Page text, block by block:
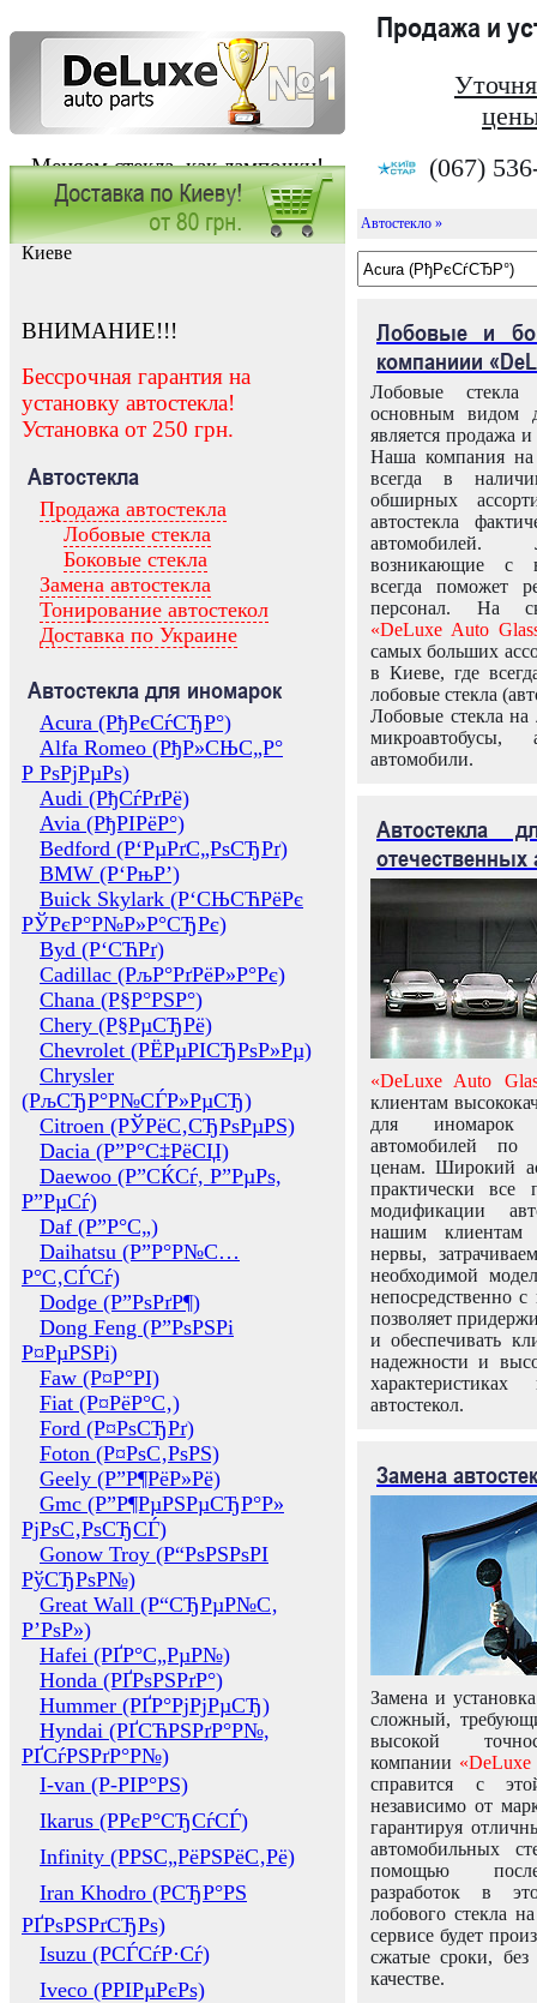
Меняем стекла, как лампочки!
Продажа и
(067)
Заказать установку автостекла в
Киеве
ВНИМАНИЕ!!!
Бессрочная гарантия на
установку автостекла!
Установка от 250 грн.
Автостекла
Продажа автостекла
Лобовые стекла
Боковые стекла
Замена автостекла
Тонирование автостекол
Доставка по Украине
Автостекла для иномарок
Acura (РђРєСѓСЂР°)
Alfa Romeo (РђР»СЊС„Р°
Р РѕРјРµРѕ)
Audi (РђСѓРґРё)
Avia (РђРІРёР°)
Bedford (Р‘РµРґС„РѕСЂРґ)
BMW (Р‘РњР’)
Buick Skylark (Р‘СЊСЋРёРє
РЎРєР°Р№Р»Р°СЂРє)
Byd (Р‘СЋРґ)
Cadillac (РљР°РґРёР»Р°Рє)
Chana (Р§Р°РЅР°)
Chery (Р§РµСЂРё)
Chevrolet (РЁРµРІСЂРѕР»Рµ)
Chrysler
(РљСЂР°Р№СЃР»РµСЂ)
Citroen (РЎРёС‚СЂРѕРµРЅ)
Dacia (Р”Р°С‡РёСЏ)
Daewoo (Р”СЌСѓ, Р”РµРѕ,
Р”РµСѓ)
Daf (Р”Р°С„)
Daihatsu (Р”Р°Р№С…
Р°С‚СЃСѓ)
Dodge (Р”РѕРґР¶)
Dong Feng (Р”РѕРЅРі
Р¤РµРЅРі)
Faw (Р¤Р°РІ)
Fiat (Р¤РёР°С‚)
Ford (Р¤РѕСЂРґ)
Foton (Р¤РѕС‚РѕРЅ)
Geely (Р”Р¶РёР»Рё)
Gmc (Р”Р¶РµРЅРµСЂР°Р»
РјРѕС‚РѕСЂСЃ)
Gonow Troy (Р“РѕРЅРѕРІ
РўСЂРѕР№)
Great Wall (Р“СЂРµР№С‚
Р’РѕР»)
Hafei (РҐР°С„РµР№)
Honda (РҐРѕРЅРґР°)
Hummer (РҐР°РјРјРµСЂ)
Hyndai (РҐСЋРЅРґР°Р№,
РҐСѓРЅРґР°Р№)
I-van (Р-РІР°РЅ)
Ikarus (РРєР°СЂСѓСЃ)
Infinity (РРЅС„РёРЅРёС‚Рё)
Iran Khodro (РСЂР°РЅ
РҐРѕРЅРґСЂРѕ)
Isuzu (РСЃСѓР·Сѓ)
Iveco (РРІРµРєРѕ)
Автостекло »
Лобовые и
компаниии
Лобовые
основным видом
является продажа и
Наша компания на
всегда в
обширных
автостекла
возникающие с
всегда поможет
персонал. На
«DeLuxe Auto
самых больших
в Киеве, где
лобовые стекла
Лобовые стекла на
микроавтобусы,
автомобили.
Автостекла
отечественных
«DeLuxe Auto
клиентам
для иномарок
автомобилей
ценам. Широкий
практически все
модификации
нашим клиентам
нервы,
необходимой
непосредственно
позволяет
и обеспечивать
надежности и
автостекол.
Замена
Замена и
сложный,
высокой
компании «DeLuxe
справится с
независимо от
гарантируя
автомобильных
помощью
разработок в
лобового стекла
сервисе будет
сжатые сроки,
качестве.